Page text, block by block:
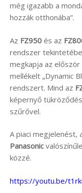
még igazabb a
hozzák otthonába”.
Az FZ950 és az
rendszer
megkapja az először
mellékelt „Dynamic
rendszert. Mind az
képernyő
szűrővel.
A piaci megjelenést,
Panasonic
közzé.
https://youtu.be/